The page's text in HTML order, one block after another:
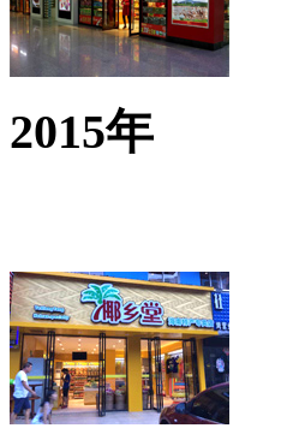
2015年
舜华湘